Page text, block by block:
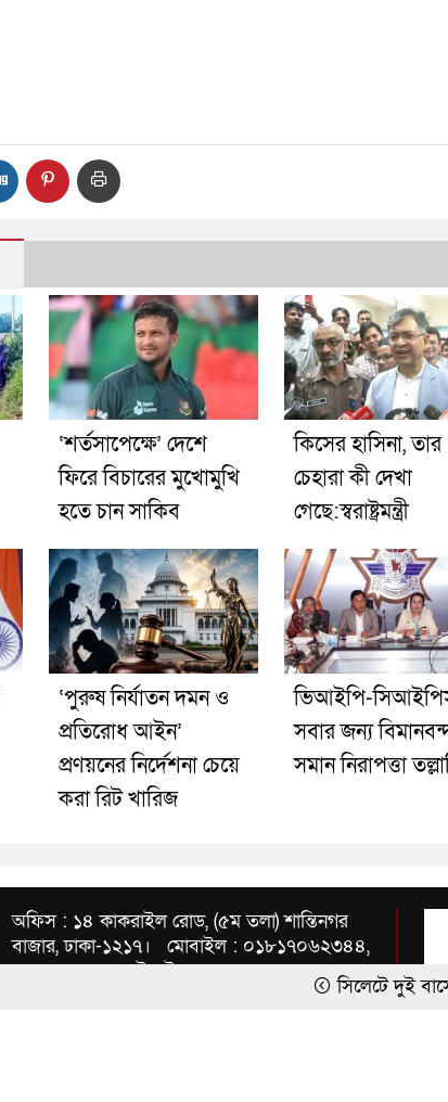
‘শর্তসাপেক্ষে’ দেশে
ফিরে বিচারের মুখোমুখি
হতে চান সাকিব
কিসের হাসিনা, তার
চেহারা কী দেখা
গেছে:স্বরাষ্ট্রমন্ত্রী
‘পুরুষ নির্যাতন দমন ও
প্রতিরোধ আইন’
প্রণয়নের নির্দেশনা চেয়ে
করা রিট খারিজ
ভিআইপি-
সবার জন্য
সমান নিরাপত্তা
অফিস : ১৪ কাকরাইল রোড, (৫ম তলা) শান্তিনগর
বাজার, ঢাকা-১২১৭। মোবাইল : ০১৮১৭০৬২৩৪৪,
০১৭১২৩৫৭১৫৪ ইমেইল :
সিলেটে দুই বাসের মুখোমুখি